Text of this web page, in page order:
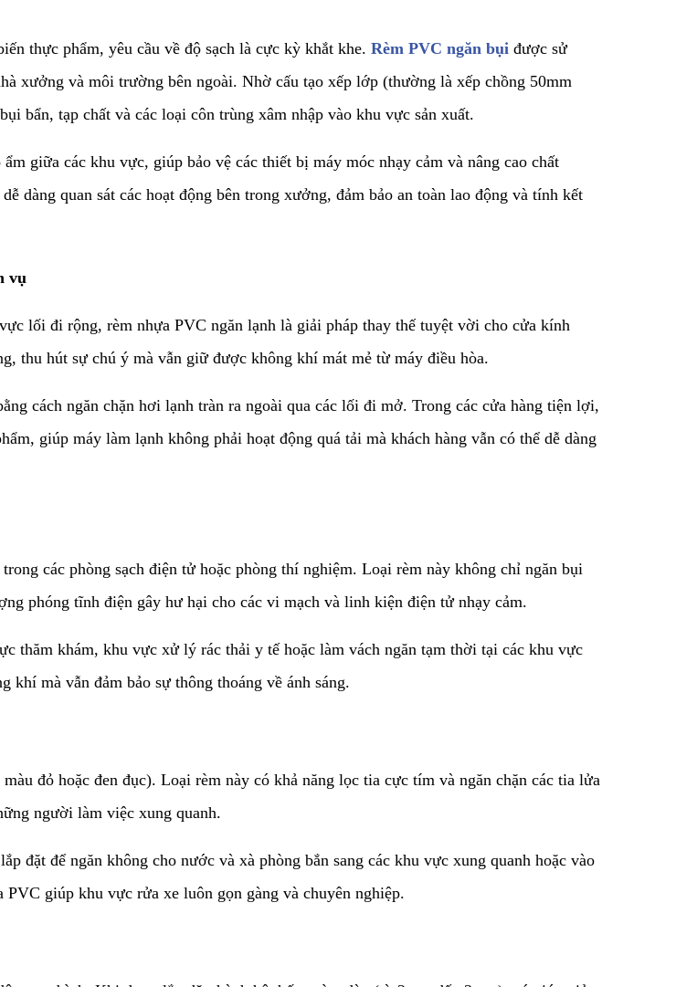
thực phẩm, yêu cầu về độ sạch là cực kỳ khắt khe. Rèm PVC ngăn bụi được sử
xưởng và môi trường bên ngoài. Nhờ cấu tạo xếp lớp (thường là xếp chồng 50mm
bẩn, tạp chất và các loại côn trùng xâm nhập vào khu vực sản xuất.
giữa các khu vực, giúp bảo vệ các thiết bị máy móc nhạy cảm và nâng cao chất
dàng quan sát các hoạt động bên trong xưởng, đảm bảo an toàn lao động và tính kết
vụ
lối đi rộng, rèm nhựa PVC ngăn lạnh là giải pháp thay thế tuyệt vời cho cửa kính
thu hút sự chú ý mà vẫn giữ được không khí mát mẻ từ máy điều hòa.
cách ngăn chặn hơi lạnh tràn ra ngoài qua các lối đi mở. Trong các cửa hàng tiện lợi,
giúp máy làm lạnh không phải hoạt động quá tải mà khách hàng vẫn có thể dễ dàng
các phòng sạch điện tử hoặc phòng thí nghiệm. Loại rèm này không chỉ ngăn bụi
phóng tĩnh điện gây hư hại cho các vi mạch và linh kiện điện tử nhạy cảm.
thăm khám, khu vực xử lý rác thải y tế hoặc làm vách ngăn tạm thời tại các khu vực
khí mà vẫn đảm bảo sự thông thoáng về ánh sáng.
đỏ hoặc đen đục). Loại rèm này có khả năng lọc tia cực tím và ngăn chặn các tia lửa
người làm việc xung quanh.
đặt để ngăn không cho nước và xà phòng bắn sang các khu vực xung quanh hoặc vào
giúp khu vực rửa xe luôn gọn gàng và chuyên nghiệp.